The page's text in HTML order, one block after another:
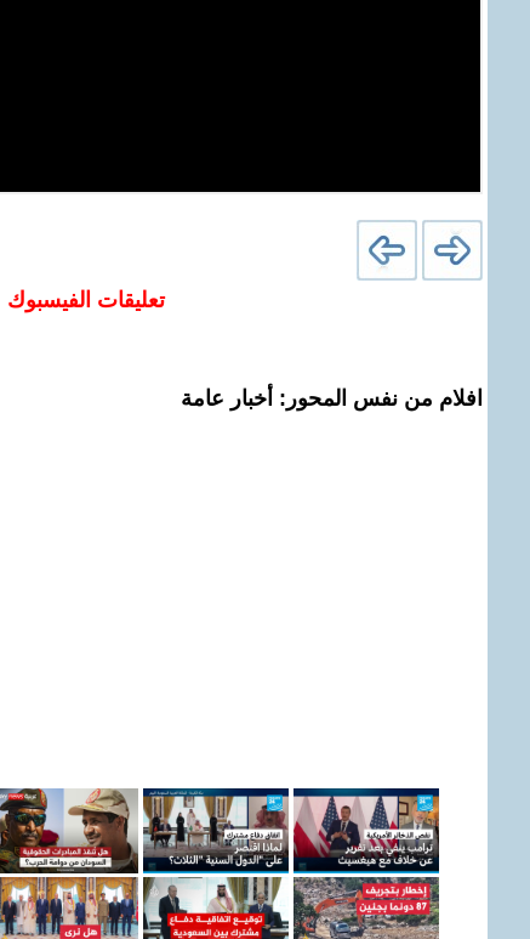
تعليقات الفيسبوك
افلام من نفس المحور: أخبار عامة